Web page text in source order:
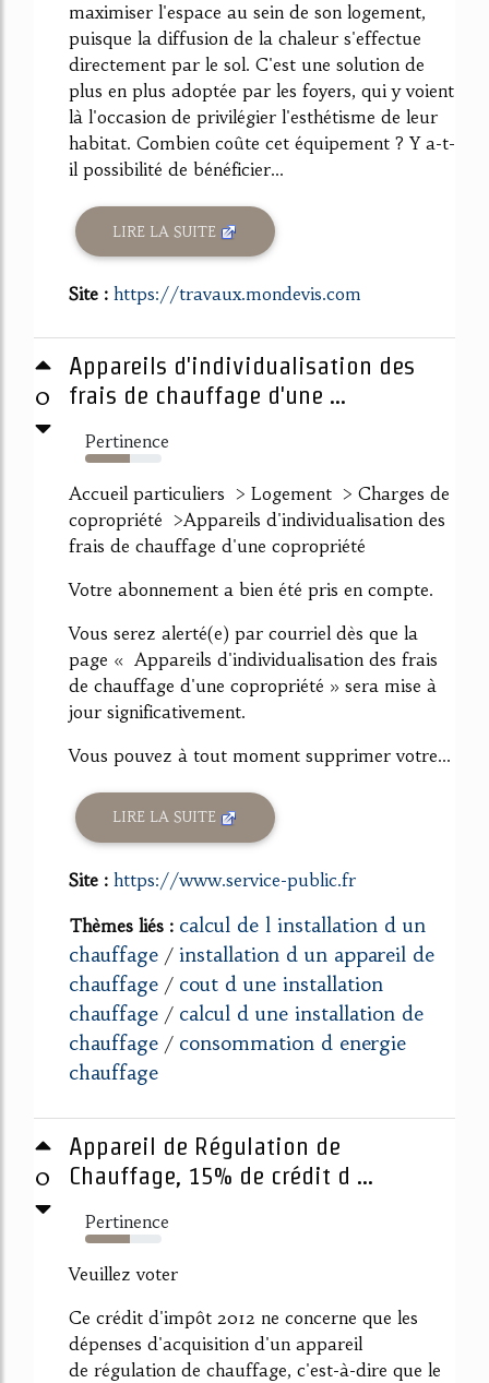
maximiser l'espace au sein de son logement,
puisque la diffusion de la chaleur s'effectue
directement par le sol. C'est une solution de
plus en plus adoptée par les foyers, qui y voient
là l'occasion de privilégier l'esthétisme de leur
habitat. Combien coûte cet équipement ? Y a-t-
il possibilité de bénéficier...
LIRE LA SUITE
Site : https://travaux.mondevis.com
0
Appareils d'individualisation des
frais de chauffage d'une ...
Pertinence
58%
Accueil particuliers > Logement > Charges de
copropriété >Appareils d'individualisation des
frais de chauffage d'une copropriété
Votre abonnement a bien été pris en compte.
Vous serez alerté(e) par courriel dès que la
page « Appareils d'individualisation des frais
de chauffage d'une copropriété » sera mise à
jour significativement.
Vous pouvez à tout moment supprimer votre...
LIRE LA SUITE
Site : https://www.service-public.fr
Thèmes liés : calcul de l installation d un
chauffage / installation d un appareil de
chauffage / cout d une installation
chauffage / calcul d une installation de
chauffage / consommation d energie
chauffage
0
Appareil de Régulation de
Chauffage, 15% de crédit d ...
Pertinence
58%
Veuillez voter
Ce crédit d'impôt 2012 ne concerne que les
dépenses d'acquisition d'un appareil
de régulation de chauffage, c'est-à-dire que le